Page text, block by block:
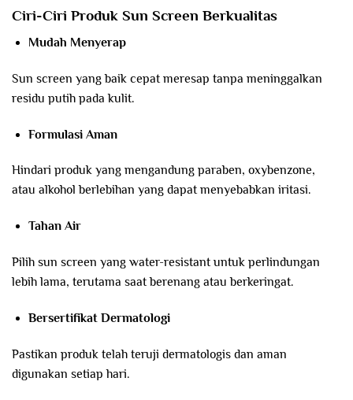
Ciri-Ciri Produk Sun Screen Berkualitas
Mudah Menyerap
Sun screen yang baik cepat meresap tanpa meninggalkan
residu putih pada kulit.
Formulasi Aman
Hindari produk yang mengandung paraben, oxybenzone,
atau alkohol berlebihan yang dapat menyebabkan iritasi.
Tahan Air
Pilih sun screen yang water-resistant untuk perlindungan
lebih lama, terutama saat berenang atau berkeringat.
Bersertifikat Dermatologi
Pastikan produk telah teruji dermatologis dan aman
digunakan setiap hari.